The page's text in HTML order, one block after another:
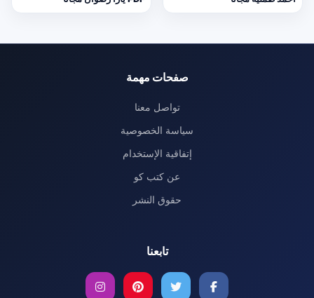
صفحات مهمة
تواصل معنا
سياسة الخصوصية
إتفاقية الإستخدام
عن كتب كو
حقوق النشر
تابعنا